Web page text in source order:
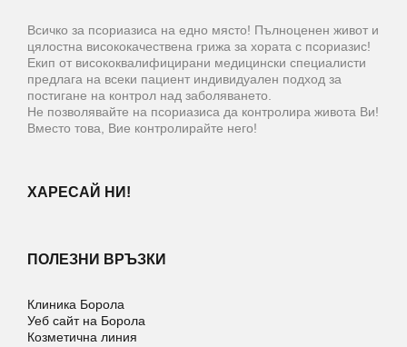
Всичко за псориазиса на едно място! Пълноценен живот и
цялостна висококачествена грижа за хората с псориазис!
Екип от висококвалифицирани медицински специалисти
предлага на всеки пациент индивидуален подход за
постигане на контрол над заболяването.
Не позволявайте на псориазиса да контролира живота Ви!
Вместо това, Вие контролирайте него!
ХАРЕСАЙ НИ!
ПОЛЕЗНИ ВРЪЗКИ
Клиника Борола
Уеб сайт на Борола
Козметична линия